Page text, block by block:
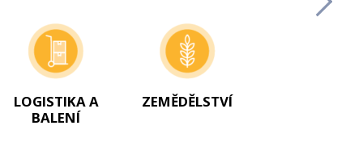
LOGISTIKA A
BALENÍ
ZEMĚDĚLSTVÍ
Next